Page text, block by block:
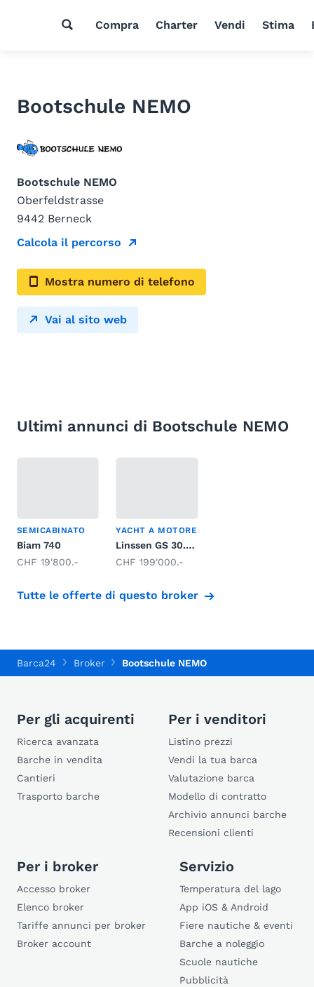
Compra Charter Vendi Stima
Bootschule NEMO
Bootschule NEMO
Oberfeldstrasse
9442 Berneck
Calcola il percorso
Mostra numero di telefono
Vai al sito web
Ultimi annunci di Bootschule NEMO
SEMICABINATO
Biam 740
CHF 19'800.-
YACHT A MOTORE
Linssen GS 30.9 AC Brilliant
CHF 199'000.-
Tutte le offerte di questo broker
Barca24 Broker Bootschule NEMO
Per gli acquirenti
Ricerca avanzata
Barche in vendita
Cantieri
Trasporto barche
Per i venditori
Listino prezzi
Vendi la tua barca
Valutazione barca
Modello di contratto
Archivio annunci barche
Recensioni clienti
Per i broker
Accesso broker
Elenco broker
Tariffe annunci per broker
Broker account
Servizio
Temperatura del lago
App iOS & Android
Fiere nautiche & eventi
Barche a noleggio
Scuole nautiche
Pubblicità